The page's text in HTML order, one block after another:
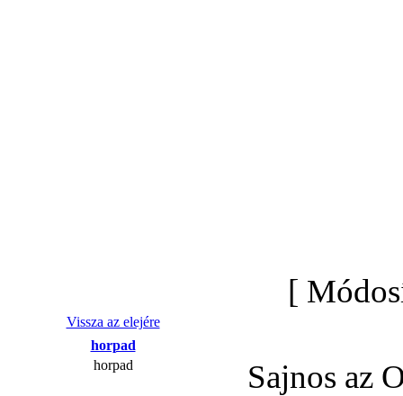
[
Vissza az elejére
horpad
horpad
Sajnos az